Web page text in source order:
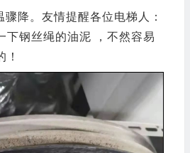
降。友情提醒各位电梯人：
下钢丝绳的油泥 ，不然容易